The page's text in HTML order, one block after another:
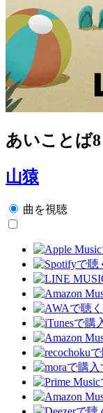
あいことば8
山猿
曲を視聴